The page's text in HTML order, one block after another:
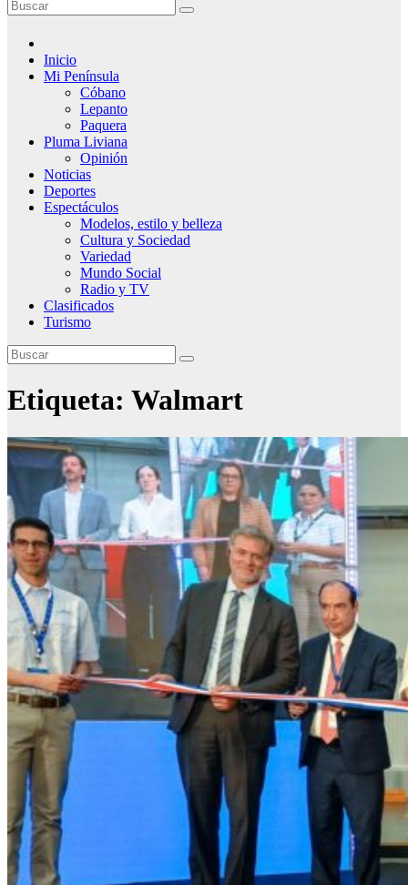
Inicio
Mi Península
Cóbano
Lepanto
Paquera
Pluma Liviana
Opinión
Noticias
Deportes
Espectáculos
Modelos, estilo y belleza
Cultura y Sociedad
Variedad
Mundo Social
Radio y TV
Clasificados
Turismo
Etiqueta: Walmart